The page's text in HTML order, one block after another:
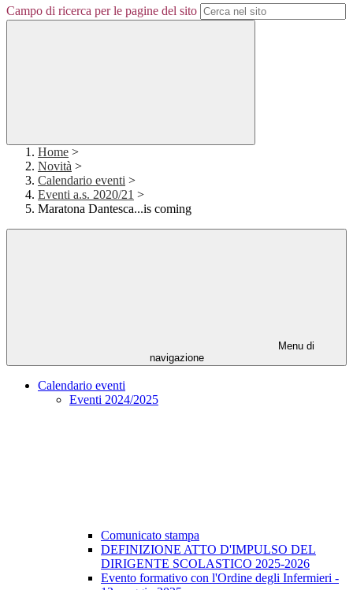
Campo di ricerca per le pagine del sito
Home >
Novità >
Calendario eventi >
Eventi a.s. 2020/21 >
Maratona Dantesca...is coming
Menu di
navigazione
Calendario eventi
Eventi 2024/2025
Comunicato stampa
DEFINIZIONE ATTO D'IMPULSO DEL
DIRIGENTE SCOLASTICO 2025-2026
Evento formativo con l'Ordine degli Infermieri -